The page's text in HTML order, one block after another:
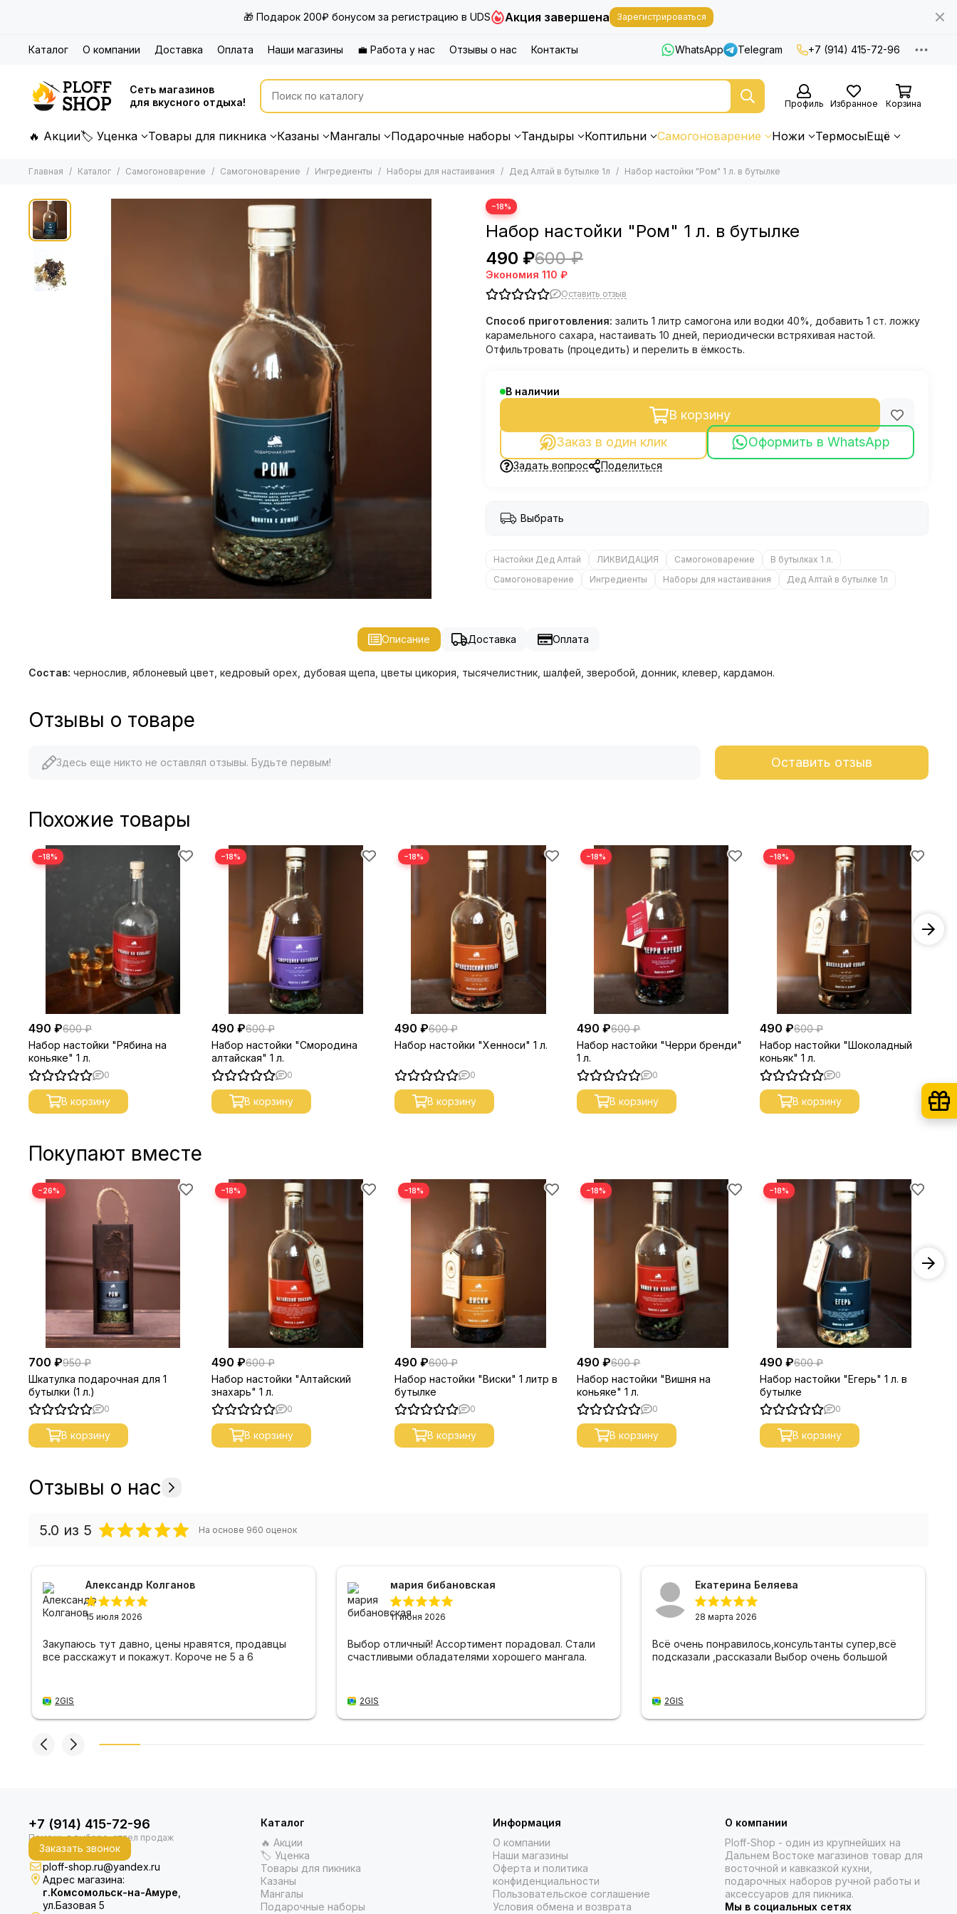
🎁 Подарок 200₽ бонусом за регистрацию в UDS Акция завершена Зарегистрироваться
Каталог О компании Доставка Оплата Наши магазины 💼 Работа у нас Отзывы о нас Контакты WhatsApp Telegram +7 (914) 415-72-96
Сеть магазинов
для вкусного отдыха!
Профиль Избранное Корзина
🔥 Акции🏷 Уценка Товары для пикника Казаны Мангалы Подарочные наборы Тандыры Коптильни Самогоноварение Ножи ТермосыЕщё
Главная Каталог Самогоноварение Самогоноварение Ингредиенты Наборы для настаивания Дед Алтай в бутылке 1л Набор настойки "Ром" 1 л. в бутылке
−18%
Набор настойки "Ром" 1 л. в бутылке
490 ₽600 ₽
Экономия 110 ₽
Оставить отзыв
Способ приготовления: залить 1 литр самогона или водки 40%, добавить 1 ст. ложку
карамельного сахара, настаивать 10 дней, периодически встряхивая настой.
Отфильтровать (процедить) и перелить в ёмкость.
В наличии
В корзину
Заказ в один клик
Оформить в WhatsApp
Задать вопрос Поделиться
Выбрать
Настойки Дед Алтай ЛИКВИДАЦИЯ Самогоноварение
В бутылках 1 л.
Самогоноварение
Ингредиенты Наборы для настаивания Дед Алтай в бутылке 1л
Описание Доставка Оплата
Состав: чернослив, яблоневый цвет, кедровый орех, дубовая щепа, цветы цикория, тысячелистник, шалфей, зверобой, донник, клевер, кардамон.
Отзывы о товаре
Здесь еще никто не оставлял отзывы. Будьте первым! Оставить отзыв
Похожие товары
−18%
490 ₽600 ₽
Набор настойки "Рябина на
коньяке" 1 л.
0
В корзину
−18%
490 ₽600 ₽
Набор настойки "Смородина
алтайская" 1 л.
0
В корзину
−18%
490 ₽600 ₽
Набор настойки "Хенноси" 1 л.
0
В корзину
−18%
490 ₽600 ₽
Набор настойки "Черри бренди"
1 л.
0
В корзину
−18%
490 ₽600 ₽
Набор настойки "Шоколадный
коньяк" 1 л.
0
В корзину
Покупают вместе
−26%
700 ₽950 ₽
Шкатулка подарочная для 1
бутылки (1 л.)
0
В корзину
−18%
490 ₽600 ₽
Набор настойки "Алтайский
знахарь" 1 л.
0
В корзину
−18%
490 ₽600 ₽
Набор настойки "Виски" 1 литр в
бутылке
0
В корзину
−18%
490 ₽600 ₽
Набор настойки "Вишня на
коньяке" 1 л.
0
В корзину
−18%
490 ₽600 ₽
Набор настойки "Егерь" 1 л. в
бутылке
0
В корзину
Отзывы о нас
5.0 из 5 На основе 960 оценок
Александр Колганов
15 июля 2026
Закупаюсь тут давно, цены нравятся, продавцы
все расскажут и покажут. Короче не 5 а 6
2GIS
мария бибановская
11 июня 2026
Выбор отличный! Ассортимент порадовал. Стали
счастливыми обладателями хорошего мангала.
2GIS
Екатерина Беляева
28 марта 2026
Всё очень понравилось,консультанты супер,всё
подсказали ,рассказали Выбор очень большой
2GIS
+7 (914) 415-72-96
Заказать звонок
ploff-shop.ru@yandex.ru
Адрес магазина:
г.Комсомольск-на-Амуре
ул.Базовая 5
Каталог
🔥 Акции
🏷 Уценка
Товары для пикника
Казаны
Мангалы
Подарочные наборы
Информация
О компании
Наши магазины
Оферта и политика
конфиденциальности
Пользовательское соглашение
Условия обмена и возврата
О компании
Ploff-Shop - один из крупнейших на
Дальнем Востоке магазинов товар для
восточной и кавказкой кухни,
подарочных наборов ручной работы и
аксессуаров для пикника.
Мы в социальных сетях